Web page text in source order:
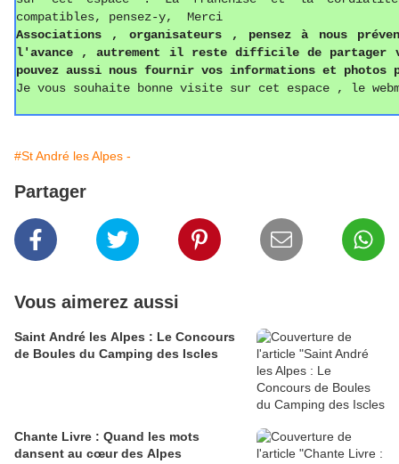
compatibles, pensez-y, Merci
Associations , organisateurs , pensez à nous
l'avance , autrement il reste difficile de
pouvez aussi nous fournir vos informations et photos
Je vous souhaite bonne visite sur cet espace , le
#St André les Alpes -
Partager
Vous aimerez aussi
Saint André les Alpes : Le Concours
de Boules du Camping des Iscles
Chante Livre : Quand les mots
dansent au cœur des Alpes